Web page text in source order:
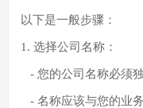
以下是一般步骤：
1. 选择公司名称：
- 您的公司名称必须
- 名称应该与您的业